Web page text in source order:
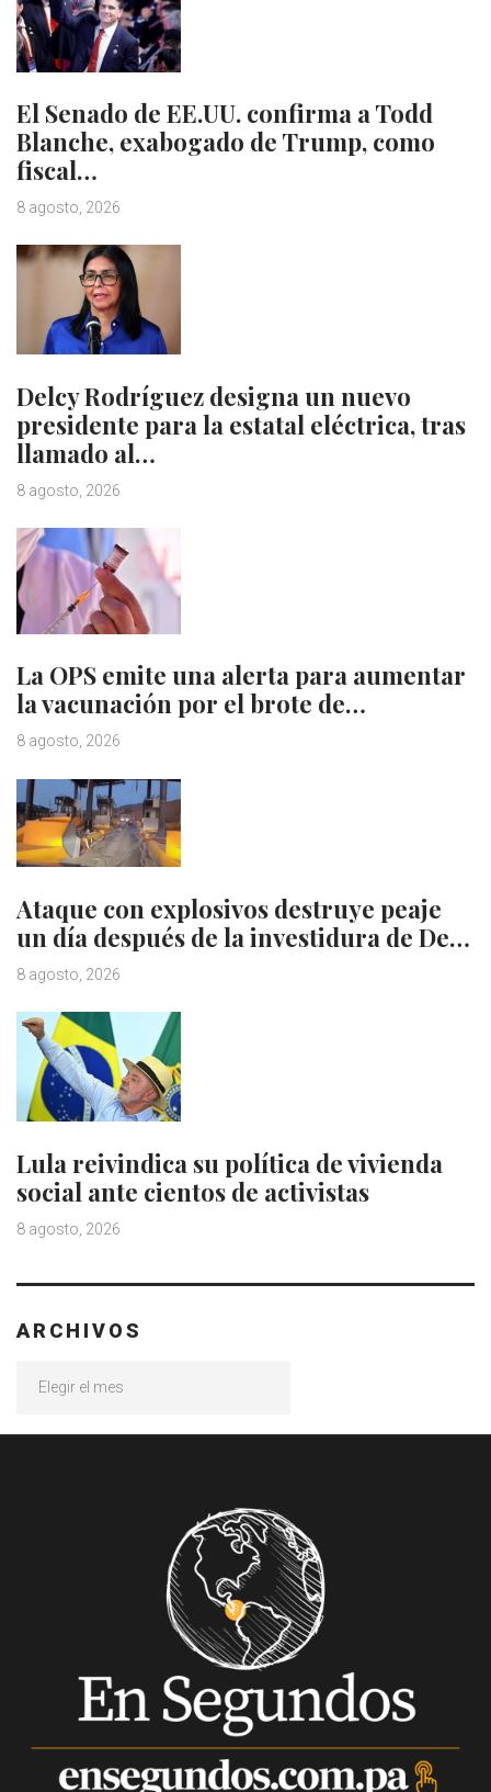
El Senado de EE.UU. confirma a Todd
Blanche, exabogado de Trump, como
fiscal…
8 agosto, 2026
Delcy Rodríguez designa un nuevo
presidente para la estatal eléctrica, tras
llamado al…
8 agosto, 2026
La OPS emite una alerta para aumentar
la vacunación por el brote de…
8 agosto, 2026
Ataque con explosivos destruye peaje
un día después de la investidura de De…
8 agosto, 2026
Lula reivindica su política de vivienda
social ante cientos de activistas
8 agosto, 2026
ARCHIVOS